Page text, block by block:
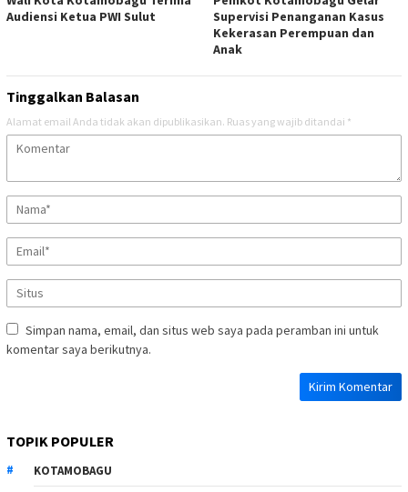
Audiensi Ketua PWI Sulut
Supervisi Penanganan Kasus
Kekerasan Perempuan dan
Anak
Tinggalkan Balasan
Alamat email Anda tidak akan dipublikasikan. Ruas yang wajib ditandai *
Simpan nama, email, dan situs web saya pada peramban ini untuk
komentar saya berikutnya.
TOPIK POPULER
KOTAMOBAGU